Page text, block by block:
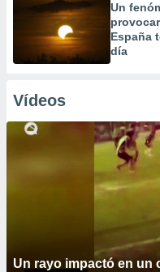
Un
España
día
Vídeos
Un rayo impactó en un